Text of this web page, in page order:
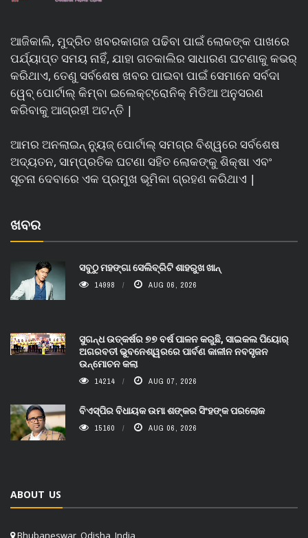
ଆଜିକାଲି, ମୁଦ୍ରିତ ଖବରକାଗଜ ପଢିବା ପାଇଁ ଲୋକଙ୍କ ପାଖରେ
ପର୍ଯ୍ୟାପ୍ତ ସମୟ ନାହିଁ, ଯାହା ଗତକାଲିର ସାଧାରଣ ଘଟଣାକୁ କଭର୍
କରିଥାଏ, ତେଣୁ ସର୍ବଶେଷ ଖବର ପାଇବା ପାଇଁ ସେମାନେ ସର୍ବଦା
ୱେବ୍ ପୋର୍ଟାଲ୍ କିମ୍ବା ଇଲେକ୍ଟ୍ରୋନିକ୍ ମିଡିଆ ଅନୁସରଣ
କରିବାକୁ ଆଗ୍ରହୀ ଅଟନ୍ତି |
ଆମର ଅନଲାଇନ୍ ନ୍ୟୁଜ୍ ପୋର୍ଟାଲ୍ ସମଗ୍ର ବିଶ୍ୱରେ ସର୍ବଶେଷ
ଅଦ୍ୟତନ, ସାମ୍ପ୍ରତିକ ଘଟଣା ସହିତ ଲୋକଙ୍କୁ ଶିକ୍ଷା ଏବଂ
ସୂଚନା ଦେବାରେ ଏକ ପ୍ରମୁଖ ଭୂମିକା ଗ୍ରହଣ କରିଥାଏ |
ଖବର
ସବୁଠୁ ମହଙ୍ଗା ସେଲିବ୍ରିଟି ଶାହରୁଖ ଖାନ୍
14998 AUG 06, 2026
ସୁଗନ୍ଧ ଉତ୍କର୍ଷର ୭୭ ବର୍ଷ ପାଳନ କରୁଛି, ସାଇକଲ ପିୟୋର୍‌
ଅଗରବତୀ ଭୁବନେଶ୍ୱରରେ ପାର୍ବଣ କାଳୀନ ନବସୃଜନ
ଉନ୍ମୋଚନ କଲା
14214 AUG 07, 2026
ବିଏସ୍‌ପିର ବିଧାୟକ ଉମା ଶଙ୍କର ସିଂହଙ୍କ ପରଲୋକ
15160 AUG 06, 2026
ABOUT US
Bhubaneswar, Odisha, India